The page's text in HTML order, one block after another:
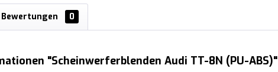
Bewertungen 0
"Scheinwerferblenden Audi TT-8N (PU-ABS)"